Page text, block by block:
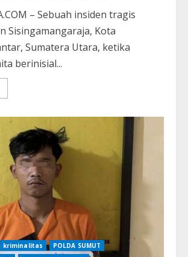
– Sebuah insiden tragis
Sisingamangaraja, Kota
Sumatera Utara, ketika
berinisial...
Korban
Jambret
Tewas
dalam
Usaha
Mengejar
Pelaku
Pematangsiantar
kriminalitas
POLDA SUMUT